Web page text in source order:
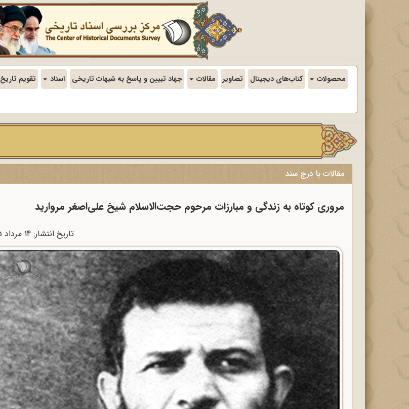
محصولات کتاب‌های دیجیتال تصاویر مقالات جهاد تبیین و پاسخ به شبهات تاریخی اسناد تقویم تاریخ
مقالات با درج سند
مروری کوتاه به زندگی و مبارزات مرحوم حجت‌الاسلام شیخ علی‌اصغر مروارید
تاریخ انتشار: 14 مرداد 1405